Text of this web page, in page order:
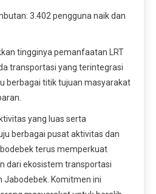
3.402 pengguna naik dan
tingginya pemanfaatan LRT
transportasi yang terintegrasi
berbagai titik tujuan masyarakat
yang luas serta
berbagai pusat aktivitas dan
terus memperkuat
dari ekosistem transportasi
Jabodebek. Komitmen ini